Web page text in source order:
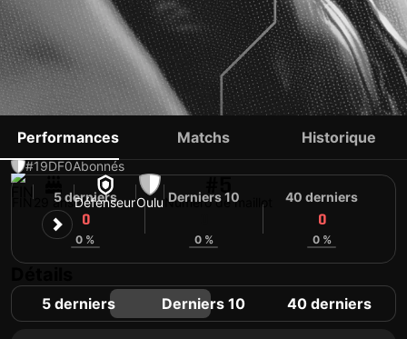
MIKKO PITKÄNEN
#19DF0Abonnés
29 ansDéfenseurOulu Numéro de maillot
Performances Matchs Historique
5 derniers
0
0 %
Derniers 10
0 %
40 derniers
0
0 %
5 derniers Derniers 10 40 derniers